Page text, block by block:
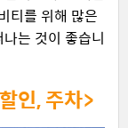
티를 위해 많은
는 것이 좋습니
인, 주차>